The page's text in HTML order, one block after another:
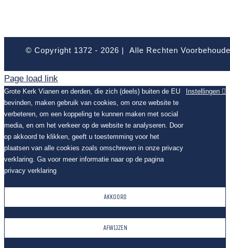
© Copyright 1372 - 2026 | Alle Rechten
Page load link
Grote Kerk Vianen en derden, die zich (deels) buiten de EU
bevinden, maken gebruik van cookies, om onze website te
verbeteren, om een koppeling te kunnen maken met social
media, en om het verkeer op de website te analyseren. Door
op akkoord te klikken, geeft u toestemming voor het
plaatsen van alle cookies zoals omschreven in onze privacy
verklaring. Ga voor meer informatie naar op de pagina
privacy verklaring
Instellingen
AKKOORD
AFWIJZEN